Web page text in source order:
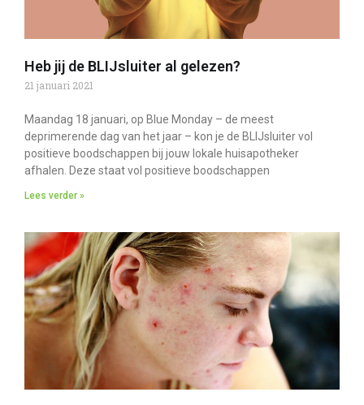
Heb jij de BLIJsluiter al gelezen?
21 januari 2021
Maandag 18 januari, op Blue Monday – de meest
deprimerende dag van het jaar – kon je de BLIJsluiter vol
positieve boodschappen bij jouw lokale huisapotheker
afhalen. Deze staat vol positieve boodschappen
Lees verder »